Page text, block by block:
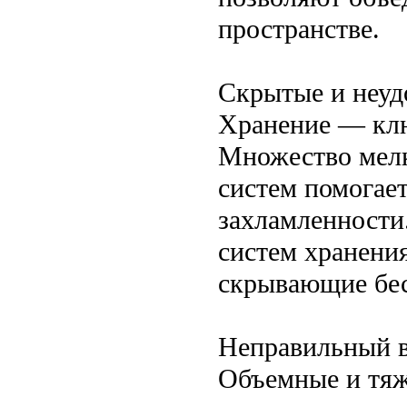
пространстве.
Скрытые и
Хранение —
Множество
систем
систем
скрывающие
Неправильный
Объемные и